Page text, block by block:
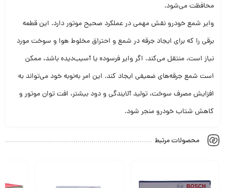
محافظت می‌شود.
وایر شمع خودرو نقش مهمی در عملکرد صحیح موتور دارد. این قطعه
برقی را که برای ایجاد جرقه در شمع و احتراق مخلوط هوا و سوخت مورد
نیاز است، منتقل می‌کند. اگر وایر فرسوده یا آسیب‌دیده باشد، ممکن
است شمع جرقه‌های ضعیفی ایجاد کند. این امر به‌نوبه خود می‌تواند به
افزایش مصرف سوخت، تولید آلایندگی و دود بیشتر، افت توان موتور و
کاهش شتاب خودرو منجر شود.
محصولات مرتبط